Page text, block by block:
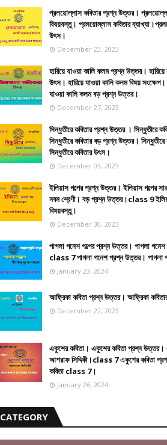
প্রলয়োল্লাস কবিতার প্রশ্ন উত্তর।
বিষয়বস্তু। প্রলয়োল্লাস কবিতার
উৎস।
December 23, 2023
হারিয়ে যাওয়া কালি কলম প্রশ্ন উত্তর।
উৎস। হারিয়ে যাওয়া কালি কলম বিষয়
যাওয়া কালি কলম বড় প্রশ্ন উত্তর।
December 27, 2023
সিন্ধুতীরে কবিতার প্রশ্ন উত্তর । সিন্ধুতীরে
সিন্ধুতীরে কবিতার বড় প্রশ্ন উত্তর। সিন্ধুতীরে
সিন্ধুতীরে কবিতার উৎস।
December 03, 2023
ইলিয়াস গল্পের প্রশ্ন উত্তর। ইলিয়াস গল্পের
নবম শ্রেণী। বড় প্রশ্ন উত্তর।class 9
বিষয়বস্তু।
December 30, 2023
পাগলা গনেশ গল্পের প্রশ্ন উত্তর। পাগলা গনেশ
class 7 পাগলা গনেশ প্রশ্ন উত্তর। পাগলা
January 23, 2024
আফ্রিকা কবিতা প্রশ্ন উত্তর। আফ্রিকা
December 22, 2023
একুশের কবিতা। একুশের কবিতা প্রশ্ন উত্তর।
আশরাফ সিদ্দিকী।class 7 একুশের কবিতা
কবিতা class 7।
January 26, 2024
CATEGORY